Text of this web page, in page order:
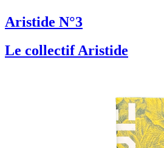
Aristide N°3
Le collectif Aristide